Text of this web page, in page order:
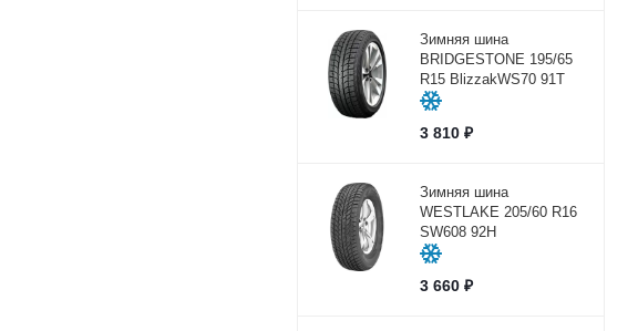
Зимняя шина
BRIDGESTONE 195/65
R15 BlizzakWS70 91T
3 810₽
Зимняя шина
WESTLAKE 205/60 R16
SW608 92H
3 660₽